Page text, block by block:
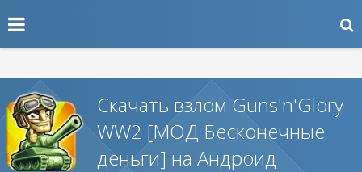
Скачать взлом Guns'n'Glory
WW2 [МОД Бесконечные
деньги] на Андроид